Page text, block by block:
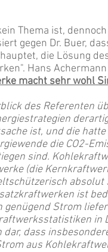
Thema ist,
gegen Dr. Buer,
die Lösung
Hans
macht sehr wohl
des Referenten
ist, und die
die CO2-
sind.
(die
absolut
ist
Strom
in
dass
aus